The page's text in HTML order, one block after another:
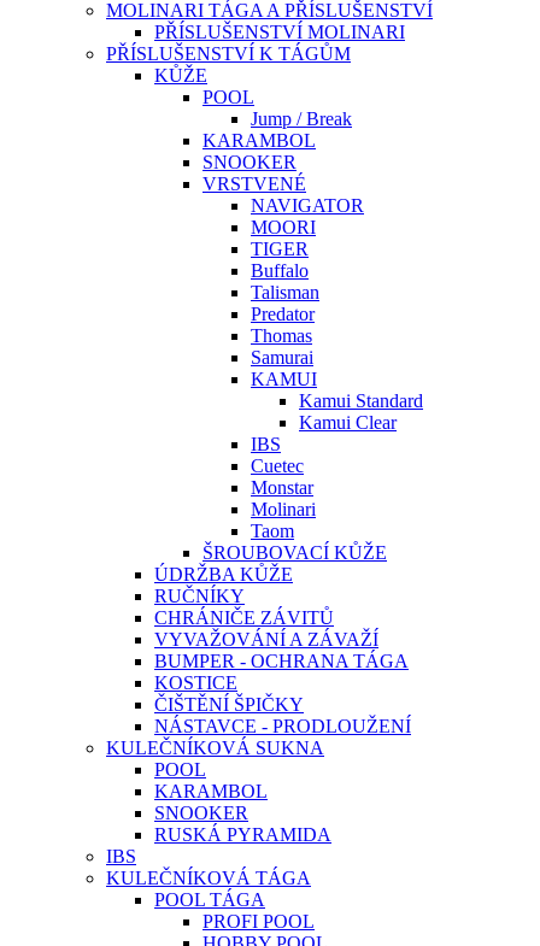
MOLINARI TÁGA A PŘÍSLUŠENSTVÍ
PŘÍSLUŠENSTVÍ MOLINARI
PŘÍSLUŠENSTVÍ K TÁGŮM
KŮŽE
POOL
Jump / Break
KARAMBOL
SNOOKER
VRSTVENÉ
NAVIGATOR
MOORI
TIGER
Buffalo
Talisman
Predator
Thomas
Samurai
KAMUI
Kamui Standard
Kamui Clear
IBS
Cuetec
Monstar
Molinari
Taom
ŠROUBOVACÍ KŮŽE
ÚDRŽBA KŮŽE
RUČNÍKY
CHRÁNIČE ZÁVITŮ
VYVAŽOVÁNÍ A ZÁVAŽÍ
BUMPER - OCHRANA TÁGA
KOSTICE
ČIŠTĚNÍ ŠPIČKY
NÁSTAVCE - PRODLOUŽENÍ
KULEČNÍKOVÁ SUKNA
POOL
KARAMBOL
SNOOKER
RUSKÁ PYRAMIDA
IBS
KULEČNÍKOVÁ TÁGA
POOL TÁGA
PROFI POOL